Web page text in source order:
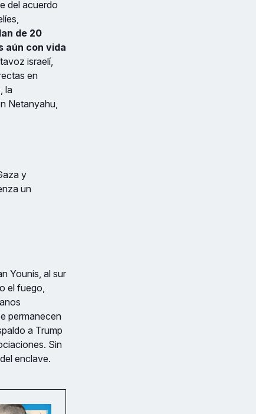
del acuerdo
de 20
aún con vida
israelí,
en
la
Netanyahu,
y
un
Younis, al sur
el fuego,
permanecen
a Trump
Sin
enclave.